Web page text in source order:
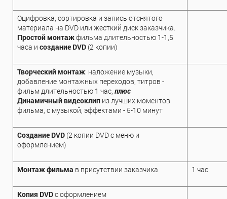
Оцифровка, сортировка и запись отснятого
материала на DVD или жесткий диск заказчика.
Простой монтажфильма длительностью 1-1,5
часа и создание DVD (2 копии)
Творческий монтаж: наложение музыки,
добавление монтажных переходов, титров -
фильм длительностью 1 час, плюс
Динамичный видеоклип из лучших моментов
фильма, с музыкой, эффектами - 5-10 минут
Создание DVD (2 копии DVD с меню и
оформлением)
Монтаж фильма в присутствии заказчика 1 час
Копия DVDс оформлением